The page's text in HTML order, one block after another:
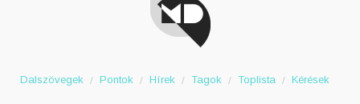
Dalszövegek Pontok Hírek Tagok Toplista Kérések